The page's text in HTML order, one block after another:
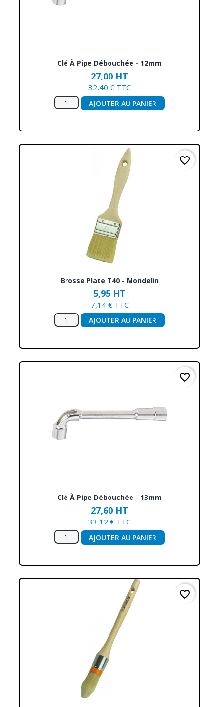
Clé À Pipe Débouchée - 12mm
27,00 HT
32,40 € TTC
AJOUTER AU PANIER
Brosse Plate T40 - Mondelin
5,95 HT
7,14 € TTC
AJOUTER AU PANIER
favorite_border
Clé À Pipe Débouchée - 13mm
27,60 HT
33,12 € TTC
AJOUTER AU PANIER
favorite_border
favorite_border